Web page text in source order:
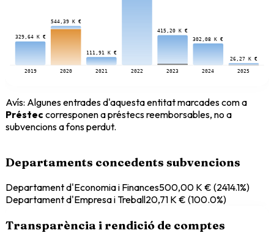
329,64 K €
2019
544,39 K €
2020
111,91 K €
2021 2022
415,20 K €
2023
302,08 K €
2024
26,27 K €
2025
Avís: Algunes entrades d'aquesta entitat marcades com a
Présteccorresponen a préstecs reemborsables, no a
subvencions a fons perdut.
Departaments concedents subvencions
Departament d'Economia i Finances500,00 K € (2414.1%)
Departament d'Empresa i Treball20,71 K € (100.0%)
Transparència i rendició de comptes